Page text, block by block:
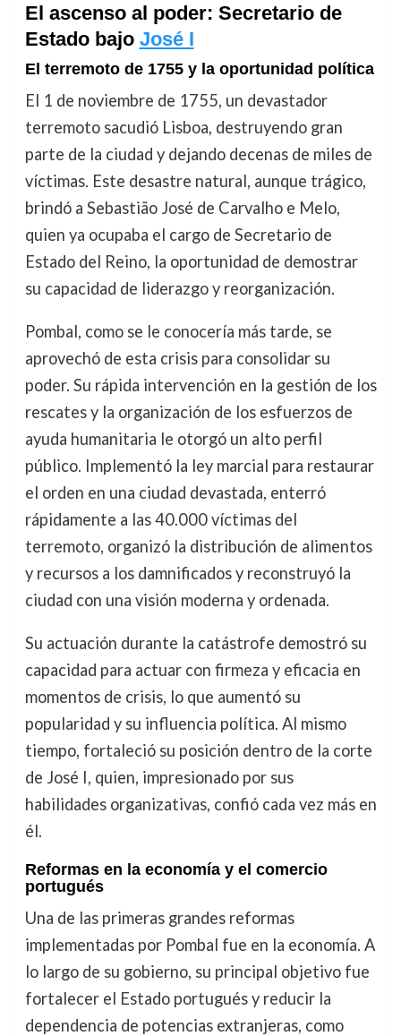
El ascenso al poder: Secretario de
Estado bajo José I
El terremoto de 1755 y la oportunidad política
El 1 de noviembre de 1755, un devastador
terremoto sacudió Lisboa, destruyendo gran
parte de la ciudad y dejando decenas de miles de
víctimas. Este desastre natural, aunque trágico,
brindó a Sebastião José de Carvalho e Melo,
quien ya ocupaba el cargo de Secretario de
Estado del Reino, la oportunidad de demostrar
su capacidad de liderazgo y reorganización.
Pombal, como se le conocería más tarde, se
aprovechó de esta crisis para consolidar su
poder. Su rápida intervención en la gestión de los
rescates y la organización de los esfuerzos de
ayuda humanitaria le otorgó un alto perfil
público. Implementó la ley marcial para restaurar
el orden en una ciudad devastada, enterró
rápidamente a las 40.000 víctimas del
terremoto, organizó la distribución de alimentos
y recursos a los damnificados y reconstruyó la
ciudad con una visión moderna y ordenada.
Su actuación durante la catástrofe demostró su
capacidad para actuar con firmeza y eficacia en
momentos de crisis, lo que aumentó su
popularidad y su influencia política. Al mismo
tiempo, fortaleció su posición dentro de la corte
de José I, quien, impresionado por sus
habilidades organizativas, confió cada vez más en
él.
Reformas en la economía y el comercio
portugués
Una de las primeras grandes reformas
implementadas por Pombal fue en la economía. A
lo largo de su gobierno, su principal objetivo fue
fortalecer el Estado portugués y reducir la
dependencia de potencias extranjeras, como